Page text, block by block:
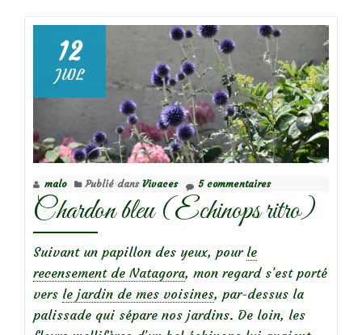
Focus
sur
le
Rosier
‘Myriam
courir
12
JUIL
malo Publié dans Vivaces 5 commentaires
Chardon bleu (Echinops ritro)
Suivant un papillon des yeux, pour le
recensement de Natagora, mon regard s’est porté
vers le jardin de mes voisines, par-dessus la
palissade qui sépare nos jardins. De loin, les